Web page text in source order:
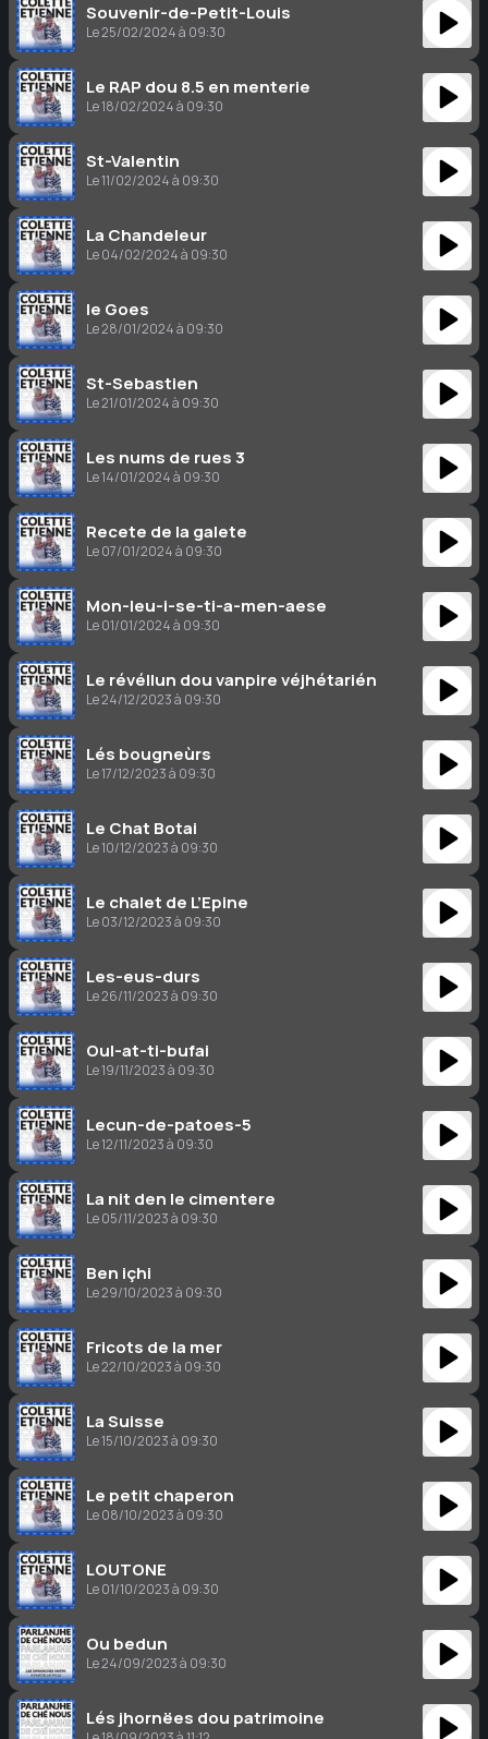
Souvenir-de-Petit-Louis
Le 25/02/2024 à 09:30
Le RAP dou 8.5 en menterie
Le 18/02/2024 à 09:30
St-Valentin
Le 11/02/2024 à 09:30
La Chandeleur
Le 04/02/2024 à 09:30
le Goes
Le 28/01/2024 à 09:30
St-Sebastien
Le 21/01/2024 à 09:30
Les nums de rues 3
Le 14/01/2024 à 09:30
Recete de la galete
Le 07/01/2024 à 09:30
Mon-Ieu-i-se-ti-a-men-aese
Le 01/01/2024 à 09:30
Le révéllun dou vanpire véjhétarién
Le 24/12/2023 à 09:30
Lés bougneùrs
Le 17/12/2023 à 09:30
Le Chat Botai
Le 10/12/2023 à 09:30
Le chalet de L’Epine
Le 03/12/2023 à 09:30
Les-eus-durs
Le 26/11/2023 à 09:30
Oul-at-ti-bufai
Le 19/11/2023 à 09:30
Lecun-de-patoes-5
Le 12/11/2023 à 09:30
La nit den le cimentere
Le 05/11/2023 à 09:30
Ben içhi
Le 29/10/2023 à 09:30
Fricots de la mer
Le 22/10/2023 à 09:30
La Suisse
Le 15/10/2023 à 09:30
Le petit chaperon
Le 08/10/2023 à 09:30
LOUTONE
Le 01/10/2023 à 09:30
Ou bedun
Le 24/09/2023 à 09:30
Lés jhornëes dou patrimoine